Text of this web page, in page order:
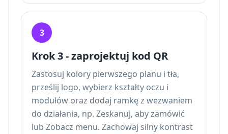
3
Krok 3 - zaprojektuj kod QR
Zastosuj kolory pierwszego planu i tła,
prześlij logo, wybierz kształty oczu i
modułów oraz dodaj ramkę z wezwaniem
do działania, np. Zeskanuj, aby zamówić
lub Zobacz menu. Zachowaj silny kontrast